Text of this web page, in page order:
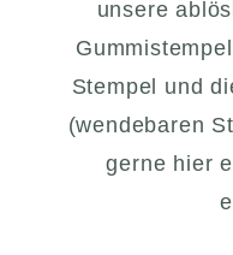
unsere
Stempel und
(wendebaren
gerne hier